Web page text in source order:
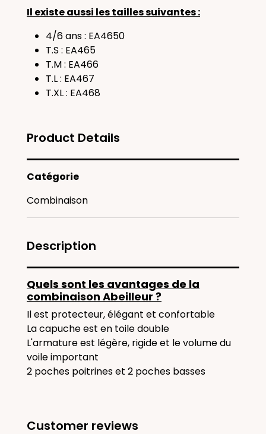
Il existe aussi les tailles suivantes :
4/6 ans : EA4650
T.S : EA465
T.M : EA466
T.L : EA467
T.XL : EA468
Product Details
Catégorie
Combinaison
Description
Quels sont les avantages de la
combinaison Abeilleur ?
Il est protecteur, élégant et confortable
La capuche est en toile double
L'armature est légère, rigide et le volume du
voile important
2 poches poitrines et 2 poches basses
Customer reviews